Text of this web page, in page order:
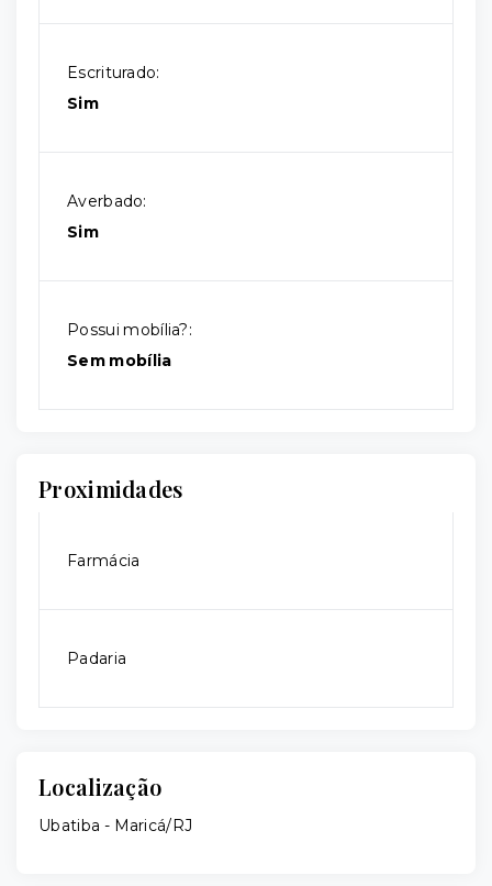
Escriturado:
Sim
Averbado:
Sim
Possui mobília?:
Sem mobília
Proximidades
Farmácia
Padaria
Localização
Ubatiba - Maricá/RJ